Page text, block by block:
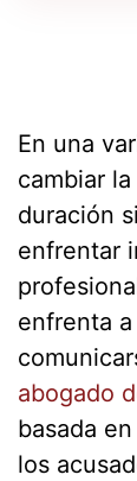
En una
cambiar
duración
enfrentar
enfrenta
abogado
basada
los